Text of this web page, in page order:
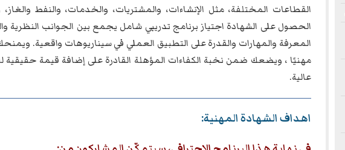
القطاعات المختلفة، مثل الإنشاءات، والمشتريات، والخدمات، والنفط
الحصول على الشهادة اجتياز برنامج تدريبي شامل يجمع بين الجوانب النظرية
المعرفة والمهارات والقدرة على التطبيق العملي في سيناريوهات واقعية.
مهنيًا ، ويضعك ضمن نخبة الكفاءات المؤهلة القادرة على إضافة قيمة حقيقية
عالية.
اهداف الشهادة المهنية: